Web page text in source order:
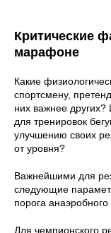
Критические
марафоне
Какие
спортсмену,
них важнее
для тренировок
улучшению своих
от уровня?
Важнейшими для
следующие
порога
Для чемпионского